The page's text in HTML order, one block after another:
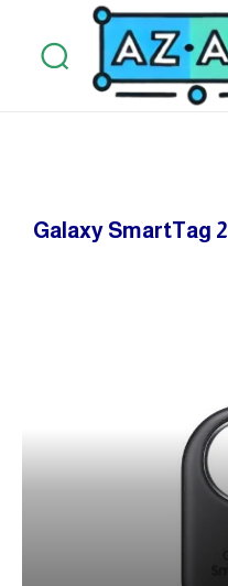
تطبيق uTag يتيح تشغيل Galaxy SmartTag 2